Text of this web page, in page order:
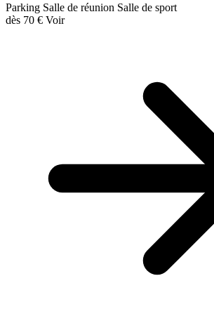
Parking Salle de réunion Salle de sport
dès 70 € Voir